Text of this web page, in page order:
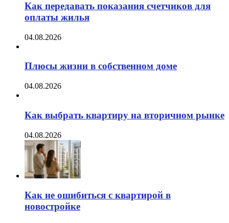
Как передавать показания счетчиков для
оплаты жилья
04.08.2026
Плюсы жизни в собственном доме
04.08.2026
Как выбрать квартиру на вторичном рынке
04.08.2026
Как не ошибиться с квартирой в
новостройке